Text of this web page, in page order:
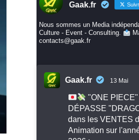
Gaak.fr
Nous sommes un Media
Culture - Event - Consulting.
contacts@gaak.fr
Gaak.fr 13 Mai
"ONE PIECE"
DÉPASSE
dans les VENTES
Animation sur